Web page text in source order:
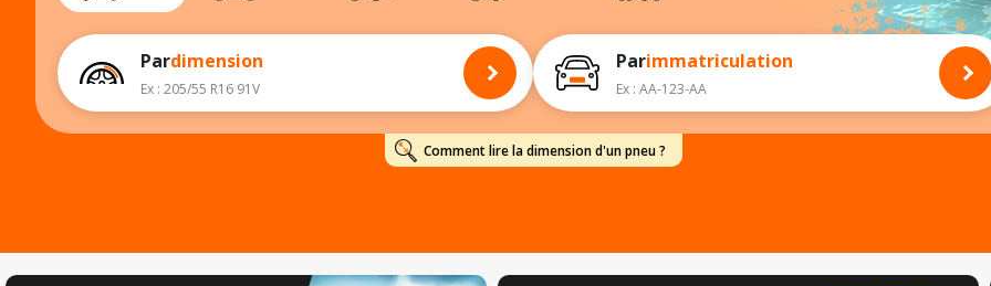
Pardimension
Ex : 205/55 R16 91V
Parimmatriculation
Ex : AA-123-AA
Comment lire la dimension d'un pneu ?